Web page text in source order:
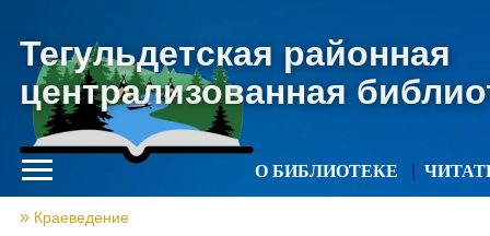
Тегульдетская районная
централизованная
О БИБЛИОТЕКЕ
Краеведение